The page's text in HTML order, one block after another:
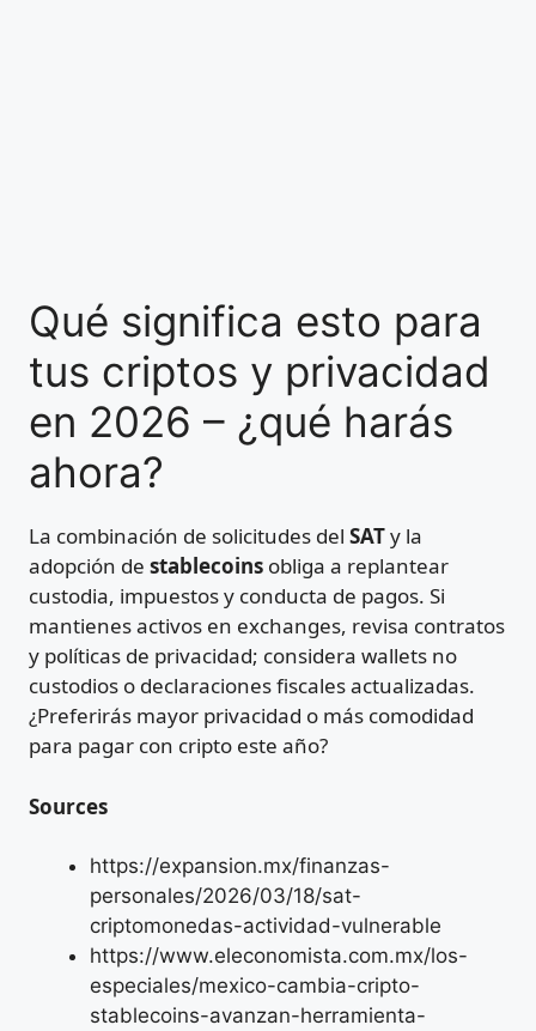
Qué significa esto para
tus criptos y privacidad
en 2026 – ¿qué harás
ahora?
La combinación de solicitudes del SATy la
adopción de stablecoins obliga a replantear
custodia, impuestos y conducta de pagos. Si
mantienes activos en exchanges, revisa contratos
y políticas de privacidad; considera wallets no
custodios o declaraciones fiscales actualizadas.
¿Preferirás mayor privacidad o más comodidad
para pagar con cripto este año?
Sources
https://expansion.mx/finanzas-
personales/2026/03/18/sat-
criptomonedas-actividad-vulnerable
https://www.eleconomista.com.mx/los-
especiales/mexico-cambia-cripto-
stablecoins-avanzan-herramienta-